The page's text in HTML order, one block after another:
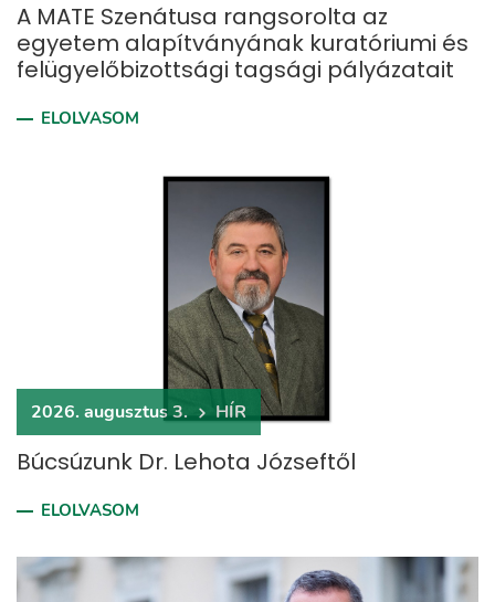
A MATE Szenátusa rangsorolta az
egyetem alapítványának kuratóriumi és
felügyelőbizottsági tagsági pályázatait
ELOLVASOM
2026. augusztus 3. HÍR
Búcsúzunk Dr. Lehota Józseftől
ELOLVASOM